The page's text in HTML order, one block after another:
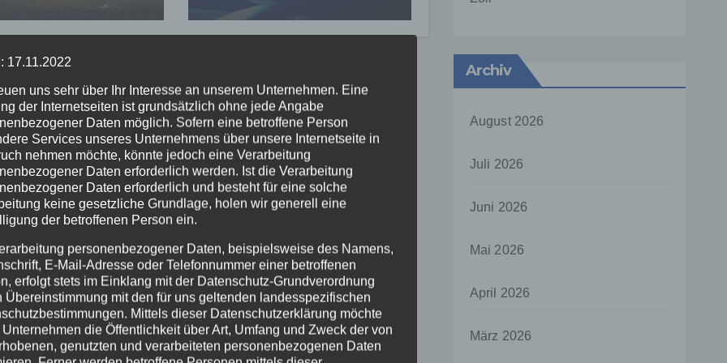
auf
gefunden
Archiv
August 2026
Juli 2026
Juni 2026
Mai 2026
April 2026
März 2026
17.11.2022
uns sehr über Ihr Interesse an unserem Unternehmen. Eine
der Internetseiten ist grundsätzlich ohne jede Angabe
Daten möglich. Sofern eine betroffene Person
Services unseres Unternehmens über unsere Internetseite in
nehmen möchte, könnte jedoch eine Verarbeitung
Daten erforderlich werden. Ist die Verarbeitung
Daten erforderlich und besteht für eine solche
keine gesetzliche Grundlage, holen wir generell eine
der betroffenen Person ein.
personenbezogener Daten, beispielsweise des Namens,
E-Mail-Adresse oder Telefonnummer einer betroffenen
erfolgt stets im Einklang mit der Datenschutz-Grundverordnung
Übereinstimmung mit den für uns geltenden landesspezifischen
Mittels dieser Datenschutzerklärung möchte
Unternehmen die Öffentlichkeit über Art, Umfang und Zweck der von
genutzten und verarbeiteten personenbezogenen Daten